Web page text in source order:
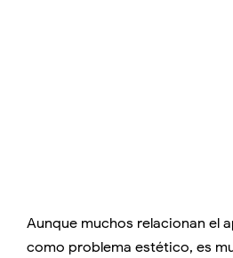
Aunque muchos relacionan el
como problema estético, es